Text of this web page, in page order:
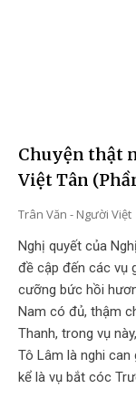
Chuyện thật
Việt Tân
Trân Văn - Người Việt
Nghị quyết của
đề cập đến các vụ
cưỡng bức hồi
Nam có đủ, thậm
Thanh, trong vụ
Tô Lâm là nghi
kể là vụ bắt cóc